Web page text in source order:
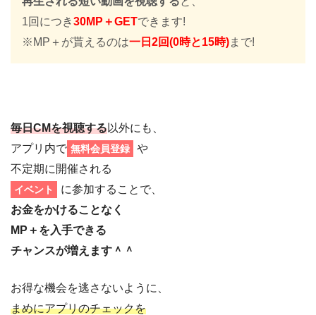
1回につき30MP＋GETできます!
※MP＋が貰えるのは一日2回(0時と15時)まで!
毎日CMを視聴する以外にも、
アプリ内で 無料会員登録
や
不定期に開催される
イベント
に参加することで、
お金をかけることなく
MP＋を入手できる
チャンスが増えます＾＾
お得な機会を逃さないように、
まめにアプリのチェックを